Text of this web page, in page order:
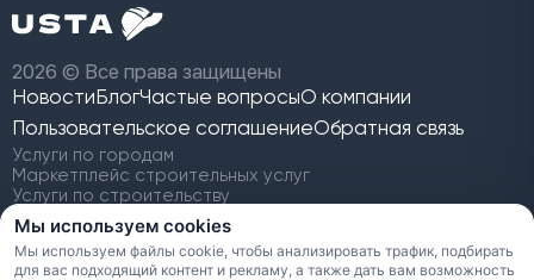
2026 © Все права защищены
Новости БлогЧастые вопросыО компании
Пользовательское соглашениеОбратная связь
Услуги по городам
Маркетплейс строительных услуг
Услуги по строительству
Найти строительную бригаду
Заявки на строительство
Сравнение с Профи.ру
Мы используем cookies
Мы используем файлы cookie, чтобы анализировать трафик, подбирать
для вас подходящий контент и рекламу, а также дать вам возможность